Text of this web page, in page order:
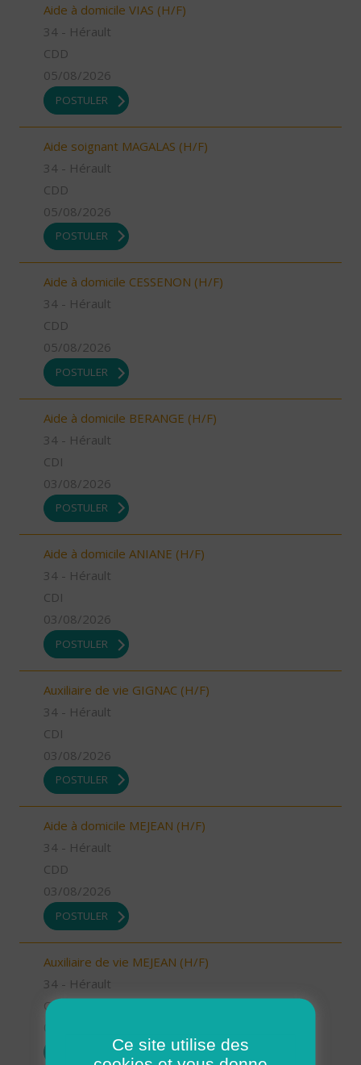
Aide à domicile VIAS (H/F)
34 - Hérault
CDD
05/08/2026
POSTULER
Aide soignant MAGALAS (H/F)
34 - Hérault
CDD
05/08/2026
POSTULER
Aide à domicile CESSENON (H/F)
34 - Hérault
CDD
05/08/2026
POSTULER
Aide à domicile BERANGE (H/F)
34 - Hérault
CDI
03/08/2026
POSTULER
Aide à domicile ANIANE (H/F)
34 - Hérault
CDI
03/08/2026
POSTULER
Auxiliaire de vie GIGNAC (H/F)
34 - Hérault
CDI
03/08/2026
POSTULER
Aide à domicile MEJEAN (H/F)
34 - Hérault
CDD
03/08/2026
POSTULER
Auxiliaire de vie MEJEAN (H/F)
34 - Hérault
CDI
Ce site utilise des